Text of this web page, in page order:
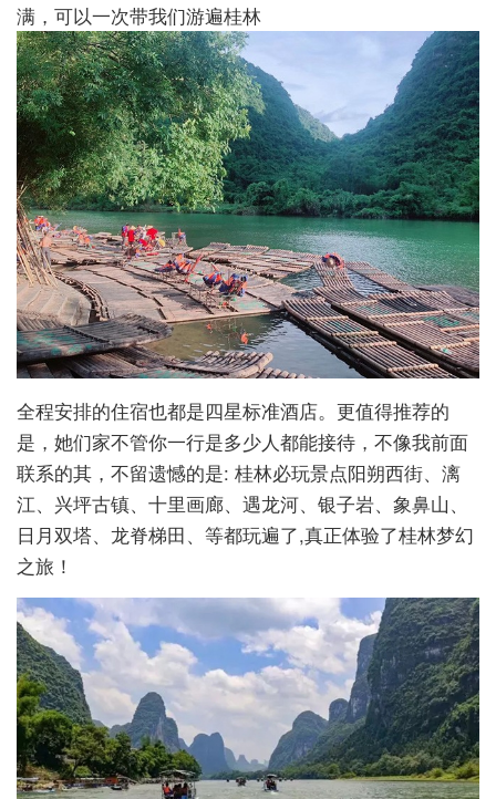
满，可以一次带我们游遍桂林
全程安排的住宿也都是四星标准酒店。更值得推荐的
是，她们家不管你一行是多少人都能接待，不像我前面
联系的其，不留遗憾的是: 桂林必玩景点阳朔西街、漓
江、兴坪古镇、十里画廊、遇龙河、银子岩、象鼻山、
日月双塔、龙脊梯田、等都玩遍了,真正体验了桂林梦幻
之旅！